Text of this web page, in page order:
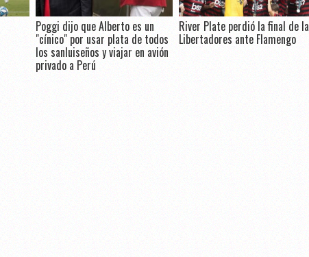
Poggi dijo que Alberto es un
"cínico" por usar plata de todos
los sanluiseños y viajar en avión
privado a Perú
River Plate perdió la final de la
Libertadores ante Flamengo